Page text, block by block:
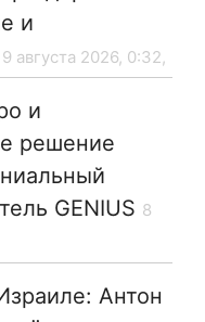
и
9 августа 2026, 0:32,
и
решение
GENIUS 8
Антон